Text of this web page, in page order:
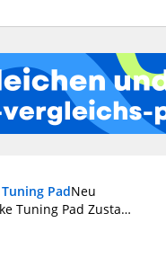
Pad
Ich biete an: E-Bike Tuning Pad Zustand: neuwertig, jedoch einmal ausgepackt Zahlung: PayPal käuferschutz oder Bar bei Abholung Versand: 1,60€ innerhalb DE Tier und Raucherhaushalt Keine Reservierung, keine Überweisung Bei weiteren Fragen gerne Fragen
Neu